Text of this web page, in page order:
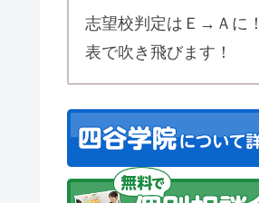
志望校判定はＥ→Ａに
表で吹き飛びます！